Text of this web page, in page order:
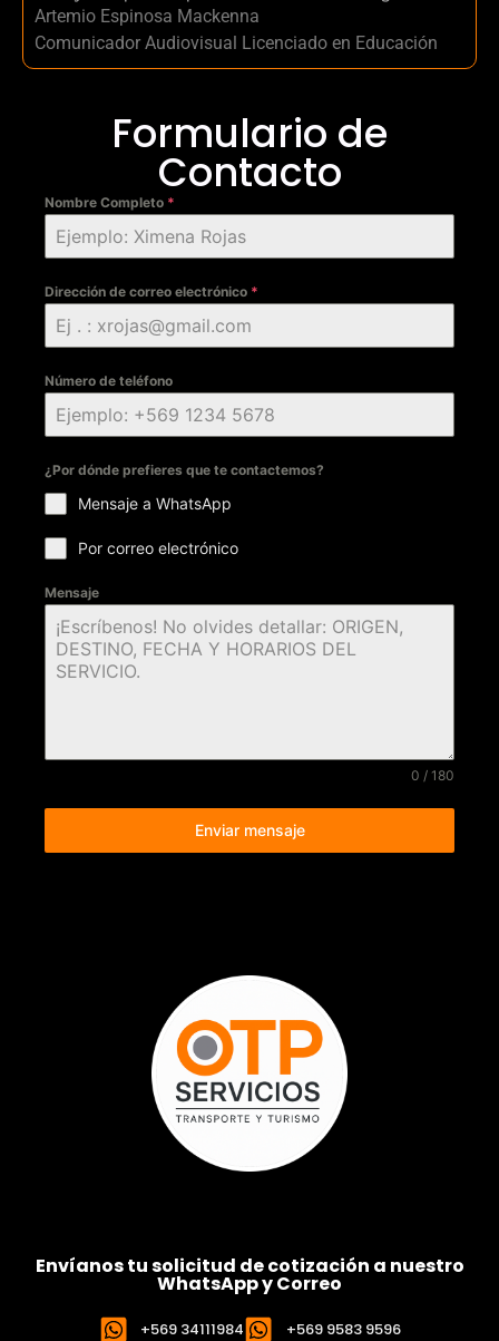
Artemio Espinosa Mackenna
Comunicador Audiovisual Licenciado en Educación
Formulario de
Contacto
Nombre Completo *
Dirección de correo electrónico *
Número de teléfono
¿Por dónde prefieres que te contactemos?
Mensaje a WhatsApp
Por correo electrónico
Mensaje
0 / 180
Enviar mensaje
Envíanos tu solicitud de cotización a nuestro
WhatsApp y Correo
+569 34111984 +569 9583 9596